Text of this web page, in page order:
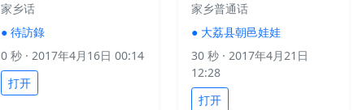
家乡话
● 待訪錄
0 秒 · 2017年4月16日 00:14
打开
家乡普通话
● 大荔县朝邑娃娃
30 秒 · 2017年4月21日
12:28
打开